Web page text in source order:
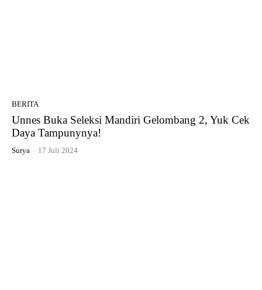
BERITA
Unnes Buka Seleksi Mandiri Gelombang 2, Yuk Cek
Daya Tampunynya!
Surya - 17 Juli 2024